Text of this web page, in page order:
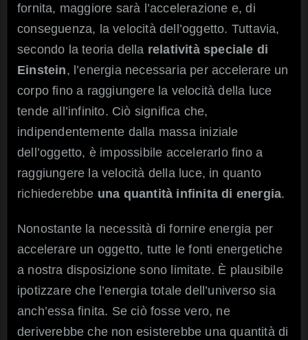
fornita, maggiore sarà l’accelerazione e, di
conseguenza, la velocità dell’oggetto. Tuttavia,
secondo la teoria della relatività speciale di
Einstein, l’energia necessaria per accelerare un
corpo fino a raggiungere la velocità della luce
tende all’infinito. Ciò significa che,
indipendentemente dalla massa iniziale
dell’oggetto, è impossibile accelerarlo fino a
raggiungere la velocità della luce, in quanto
richiederebbe una quantità infinita di energia.
Nonostante la necessità di fornire energia per
accelerare un oggetto, tutte le fonti energetiche
a nostra disposizione sono limitate. È plausibile
ipotizzare che l’energia totale dell’universo sia
anch’essa finita. Se ciò fosse vero, ne
deriverebbe che non esisterebbe una quantità di